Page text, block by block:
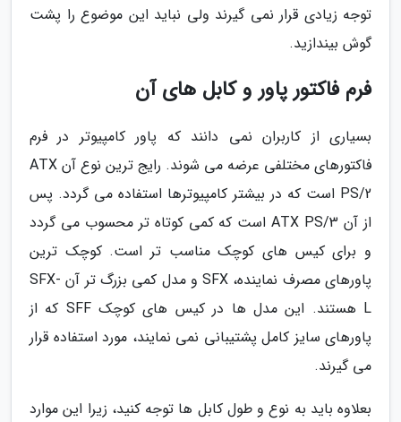
توجه زیادی قرار نمی گیرند ولی نباید این موضوع را پشت
گوش بیندازید.
فرم فاکتور پاور و کابل های آن
بسیاری از کاربران نمی دانند که پاور کامپیوتر در فرم
فاکتورهای مختلفی عرضه می شوند. رایج ترین نوع آن ATX
PS/2 است که در بیشتر کامپیوترها استفاده می گردد. پس
از آن ATX PS/3 است که کمی کوتاه تر محسوب می گردد
و برای کیس های کوچک مناسب تر است. کوچک ترین
پاورهای مصرف نماینده، SFX و مدل کمی بزرگ تر آن SFX-
L هستند. این مدل ها در کیس های کوچک SFF که از
پاورهای سایز کامل پشتیبانی نمی نمایند، مورد استفاده قرار
می گیرند.
بعلاوه باید به نوع و طول کابل ها توجه کنید، زیرا این موارد